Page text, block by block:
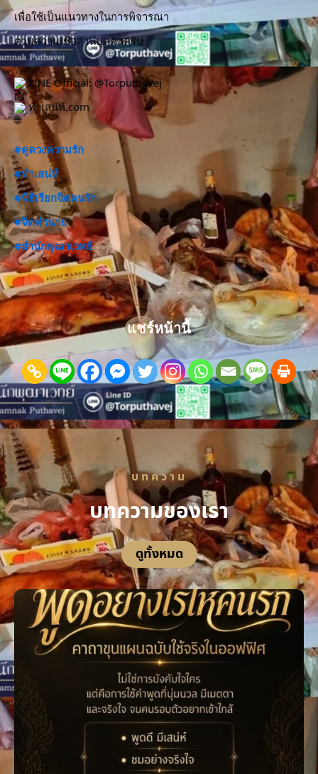
เพื่อใช้เป็นแนวทางในการพิจารณา
ตามความเชื่อส่วนบุคคลครับ
LINE Official: @Torputhavej
ทำเสน่ห์.com
#ดูดวงความรัก
#ทำเสน่ห์
#พิธีเรียกจิตคนรัก
#จิตทำนาย
#สำนักพุฒาเวทย์
แชร์หน้านี้
บทความ
บทความของเรา
ดูทั้งหมด